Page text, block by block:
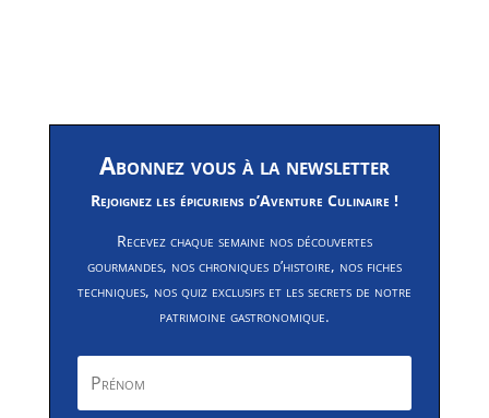
Abonnez vous à la newsletter
Rejoignez les épicuriens d’Aventure Culinaire !
Recevez chaque semaine nos découvertes
gourmandes, nos chroniques d’histoire, nos fiches
techniques, nos quiz exclusifs et les secrets de notre
patrimoine gastronomique.